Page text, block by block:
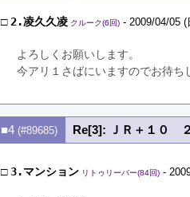
□ 2.凌久久凌 クルーク(6回)- 2009/04/05 (
よろしくお願いします。
今アリ１さばにいますのでお待ち
■4 (#89685)
Re[3]: ＪＲ＋１０
□3.マンション リトゥリーバー(84回)-